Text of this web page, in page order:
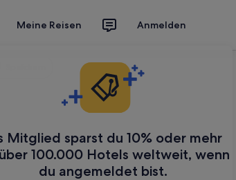
Meine Reisen Anmelden
Mitglied sparst du 10% oder mehr
100.000 Hotels weltweit, wenn
du angemeldet bist.